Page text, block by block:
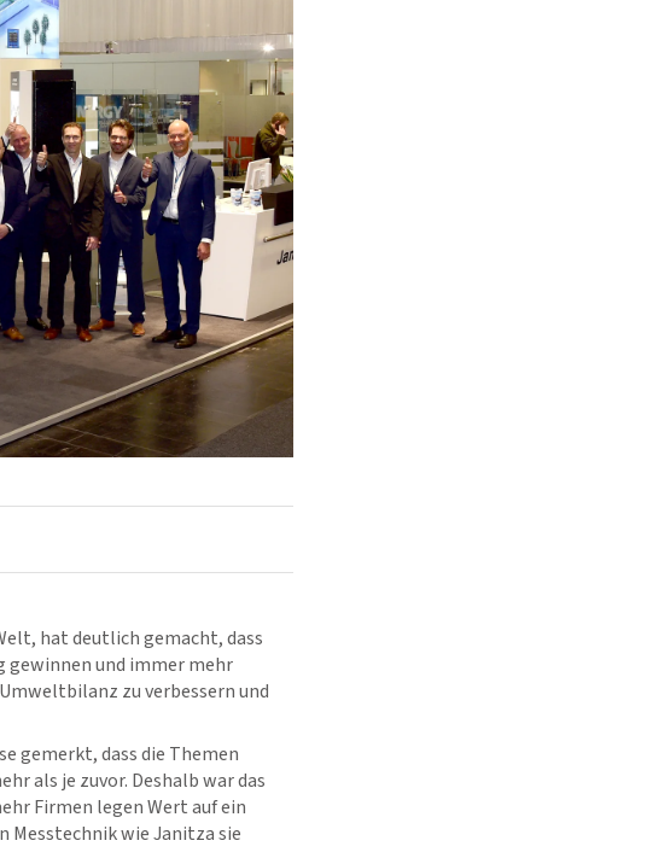
hat deutlich gemacht, dass
gewinnen und immer mehr
zu verbessern und
gemerkt, dass die Themen
als je zuvor. Deshalb war das
Firmen legen Wert auf ein
Messtechnik wie Janitza sie